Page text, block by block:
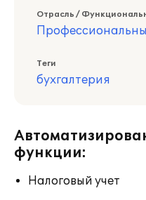
Отрасль /
Теги
бухгалтерия
функции:
Налоговый учет